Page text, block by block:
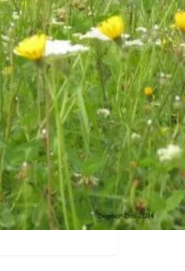
Birkenblatt sich
Rilke
und
zu geben. Es
und gesunde Dinge
mit
- und kommen